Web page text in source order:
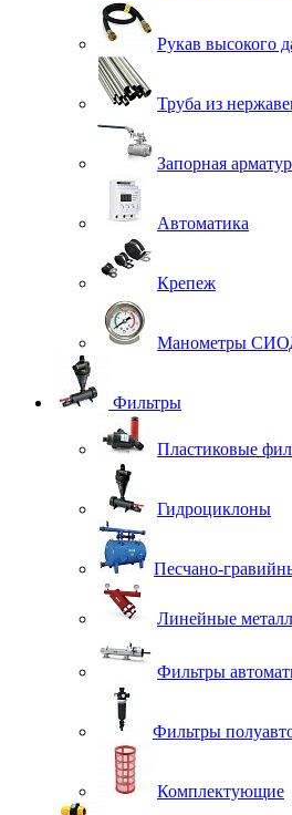
Рукав высокого
Труба из
Запорная
Автоматика
Крепеж
Манометры
Фильтры
Пластиковые
Гидроциклоны
Песчано-
Линейные
Фильтры
Фильтры
Комплектующие